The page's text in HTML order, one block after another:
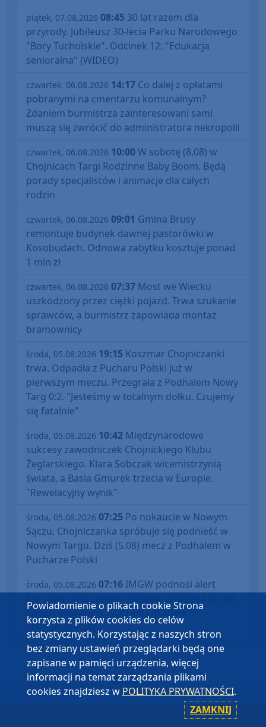
piątek, 07.08.2026 08:45 30 lat razem dla
przyrody. Jubileusz 30-lecia Parku Narodowego
"Bory Tucholskie". Odcinek 12: "Edukacja
senioralna" (WIDEO)
czwartek, 06.08.2026 14:17 Co dalej z opłatami
pobranymi na cmentarzu komunalnym?
Zdaniem burmistrza zainteresowani sami
muszą się zwrócić do administratora nekropolii
czwartek, 06.08.2026 10:00W sobotę (8.08) w
Chojnicach Targi Rodzinne Baby Boom. Będą
porady specjalistów i animacje dla całych
rodzin
czwartek, 06.08.2026 09:01 Gmina Brusy
remontuje budynek dawnej pastorówki w
Kosobudach. Odnowa zabytku kosztuje ponad
1 mln zł
czwartek, 06.08.2026 07:37 Most we Wiecku
uszkodzony przez ciężki pojazd. Trwa szukanie
sprawców, a burmistrz zapowiada montaż
bramownicy
środa, 05.08.2026 19:15 Koszmar Chojniczanki
trwa. Odpadła z Pucharu Polski już w
pierwszym meczu. Przegrała z Podhalem Nowy
Targ 0:2. "Jesteśmy w totalnym dołku. Czujemy
się fatalnie"
środa, 05.08.2026 10:42 Międzynarodowe
sukcesy zawodniczek Chojnickiego Klubu
Żeglarskiego. Klara Sobczak wicemistrzynią
świata, a Basia Gmurek trzecia w Europie.
"Rewelacyjny wynik"
środa, 05.08.2026 07:25 Po nokaucie w Nowym
Sączu, Chojniczanka spróbuje się podnieść w
Nowym Targu. Dziś (5.08) mecz z Podhalem w
Pucharze Polski
środa, 05.08.2026 07:16 IMGW podnosi alert
silnym deszczem, wiatrem i gradem
(AKTUALIZACJA)
Powiadomienie o plikach cookie Strona
korzysta z plików cookies do celów
statystycznych. Korzystając z naszych stron
bez zmiany ustawień przeglądarki będą one
zapisane w pamięci urządzenia, więcej
informacji na temat zarządzania plikami
cookies znajdziesz w POLITYKA PRYWATNOŚCI.
ZAMKNIJ